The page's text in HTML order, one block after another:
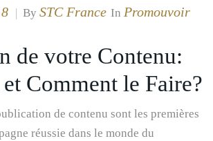
By STC France In Promouvoir
de votre Contenu:
Comment le Faire?
de contenu sont les premières
réussie dans le monde du